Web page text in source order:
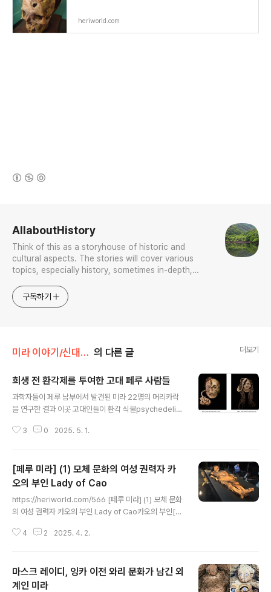
heriworld.com
AllaboutHistory
Think of this as a storyhouse of historic and
cultural aspects. The stories will cover various
topics, especially history, sometimes in-depth,
approach will be to resist any common sense or
generalized viewpoint
구독하기
미라 이야기/신대륙의 미라 의 다른 글 더보기
희생 전 환각제를 투여한 고대 페루 사람들
과학자들이 페루 남부에서 발견된 미라 22명의 머리카락
을 연구한 결과 이곳 고대인들이 환각 식물psychedelic
고고학 과학 저널(Journal of Archaeological Scienc
안데스 연구센터 다그마라 소차(Dagmara Socha)가 주
도했다.연구진은 이 발견을 통해 메스칼린mescaline 원
료인 산 페드로 선인장San Pedro cactus과 아야와스카
ayahuasca 주성분인 바니스테리옵시스 카피Banisteri
opsis caapi가 최초로 사용되었음을 알 수 있다고 밝혔
다. 분석 대상 22구 미라는 초기 ..
3 0 2025. 5. 1.
[페루 미라] (1) 모체 문화의 여성 권력자 카
오의 부인 Lady of Cao
https://heriworld.com/566 [페루 미라] (1) 모체 문화
의 여성 권력자 카오의 부인 Lady of Cao카오의 부인[La
gion 트루히요Trujillo에서 북쪽으로 약 45km 떨어진 엘
의 부인[Lady of Cao]은 페루 라리베르타드 지역La Lib
ertad Region 트루히요Trujillo에서 북쪽으로 약 45km
4 2 2025. 4. 2.
마스크 레이디, 잉카 이전 와리 문화가 남긴 외
계인 미라